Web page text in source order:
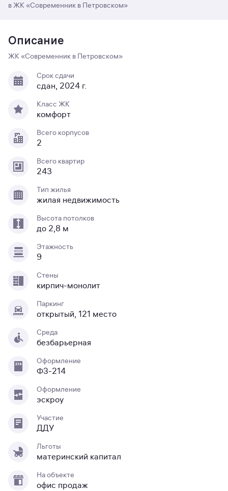
в ЖК «Современник в Петровском»
Описание
ЖК «Современник в Петровском»
Срок сдачи
сдан, 2024 г.
Класс ЖК
комфорт
Всего корпусов
2
Всего квартир
243
Тип жилья
жилая недвижимость
Высота потолков
до 2,8 м
Этажность
9
Стены
кирпич-монолит
Паркинг
открытый, 121 место
Среда
безбарьерная
Оформление
ФЗ-214
Оформление
эскроу
Участие
ДДУ
Льготы
материнский капитал
На объекте
офис продаж